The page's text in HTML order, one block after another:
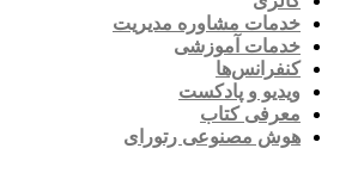
خدمات مشاوره مدیریت
خدمات آموزشی
کنفرانس‌ها
ویدیو و پادکست
معرفی کتاب
هوش مصنوعی رتورای